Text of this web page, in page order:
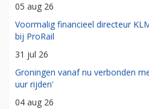
05 aug 26
Voormalig financieel directeur
bij ProRail
31 jul 26
Groningen vanaf nu verbonden
uur rijden'
04 aug 26